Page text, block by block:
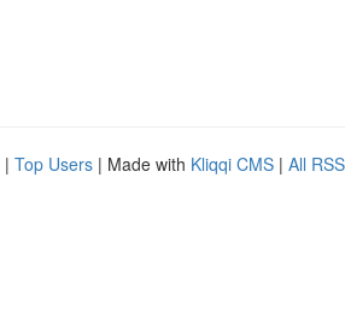
| Top Users | Made with Kliqqi CMS | All